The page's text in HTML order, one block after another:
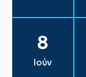
8
Ιούν